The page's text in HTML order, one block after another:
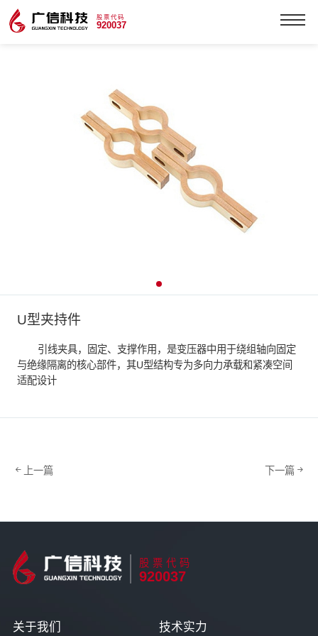
股票代码
920037
U型夹持件
引线夹具，固定、支撑作用，是变压器中用于绕组轴向固定
与绝缘隔离的核心部件，其U型结构专为多向力承载和紧凑空间
适配设计
上一篇 下一篇
股票代码
920037
关于我们 技术实力